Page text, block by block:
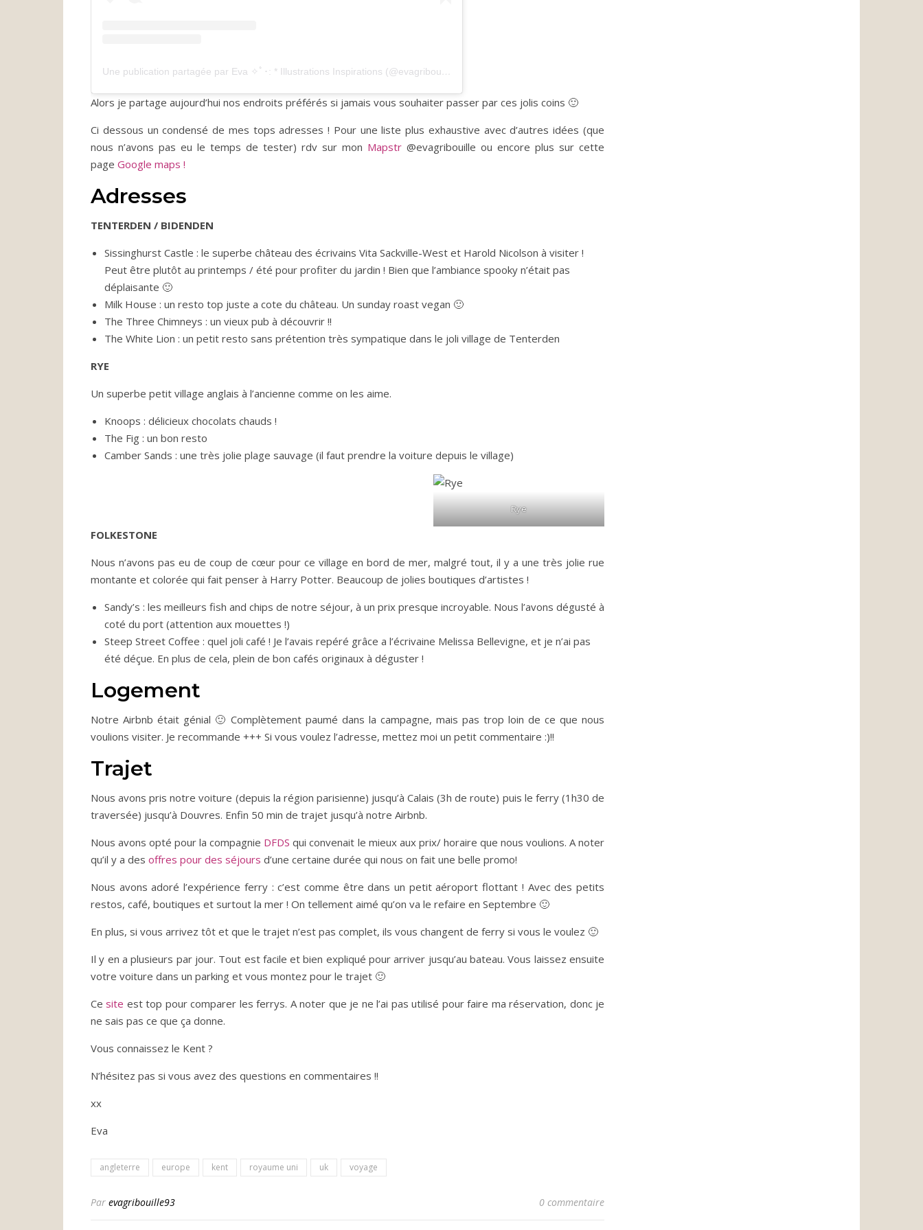
Alors je partage aujourd’hui nos endroits préférés si jamais vous souhaiter passer par ces jolis coins 🙂
Ci dessous un condensé de mes tops adresses ! Pour une liste plus exhaustive avec d’autres idées (que
nous n’avons pas eu le temps de tester) rdv sur mon Mapstr @evagribouille ou encore plus sur cette
page Google maps !
Adresses
TENTERDEN / BIDENDEN
Sissinghurst Castle : le superbe château des écrivains Vita Sackville-West et Harold Nicolson à visiter !
Peut être plutôt au printemps / été pour profiter du jardin ! Bien que l’ambiance spooky n’était pas
déplaisante 🙂
Milk House : un resto top juste a cote du château. Un sunday roast vegan 🙂
The Three Chimneys : un vieux pub à découvrir !!
The White Lion : un petit resto sans prétention très sympatique dans le joli village de Tenterden
RYE
Un superbe petit village anglais à l’ancienne comme on les aime.
Knoops : délicieux chocolats chauds !
The Fig : un bon resto
Camber Sands : une très jolie plage sauvage (il faut prendre la voiture depuis le village)
Rye
FOLKESTONE
Nous n’avons pas eu de coup de cœur pour ce village en bord de mer, malgré tout, il y a une très jolie rue
montante et colorée qui fait penser à Harry Potter. Beaucoup de jolies boutiques d’artistes !
Sandy’s : les meilleurs fish and chips de notre séjour, à un prix presque incroyable. Nous l’avons dégusté à
coté du port (attention aux mouettes !)
Steep Street Coffee : quel joli café ! Je l’avais repéré grâce a l’écrivaine Melissa Bellevigne, et je n’ai pas
été déçue. En plus de cela, plein de bon cafés originaux à déguster !
Logement
Notre Airbnb était génial 🙂 Complètement paumé dans la campagne, mais pas trop loin de ce que nous
voulions visiter. Je recommande +++ Si vous voulez l’adresse, mettez moi un petit commentaire :)!!
Trajet
Nous avons pris notre voiture (depuis la région parisienne) jusqu’à Calais (3h de route) puis le ferry (1h30 de
traversée) jusqu’à Douvres. Enfin 50 min de trajet jusqu’à notre Airbnb.
Nous avons opté pour la compagnie DFDS qui convenait le mieux aux prix/ horaire que nous voulions. A noter
qu’il y a des offres pour des séjours d’une certaine durée qui nous on fait une belle promo!
Nous avons adoré l’expérience ferry : c’est comme être dans un petit aéroport flottant ! Avec des petits
restos, café, boutiques et surtout la mer ! On tellement aimé qu’on va le refaire en Septembre 🙂
En plus, si vous arrivez tôt et que le trajet n’est pas complet, ils vous changent de ferry si vous le voulez 🙂
Il y en a plusieurs par jour. Tout est facile et bien expliqué pour arriver jusqu’au bateau. Vous laissez ensuite
votre voiture dans un parking et vous montez pour le trajet 🙂
Cesite est top pour comparer les ferrys. A noter que je ne l’ai pas utilisé pour faire ma réservation, donc je
ne sais pas ce que ça donne.
Vous connaissez le Kent ?
N’hésitez pas si vous avez des questions en commentaires !!
xx
Eva
angleterre europe kent royaume uni uk voyage
Par evagribouille93 0 commentaire